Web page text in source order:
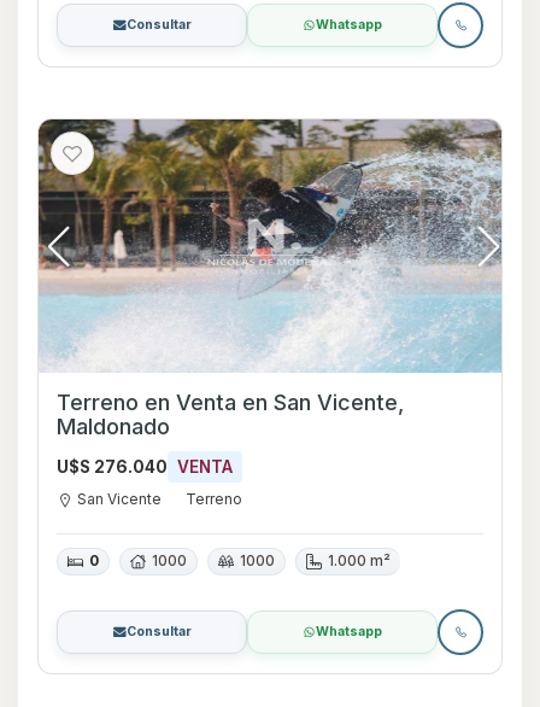
Consultar Whatsapp
Terreno en Venta en San Vicente,
Maldonado
U$S 276.040 VENTA
San Vicente Terreno
0 1000 1000 1.000 m²
Consultar Whatsapp